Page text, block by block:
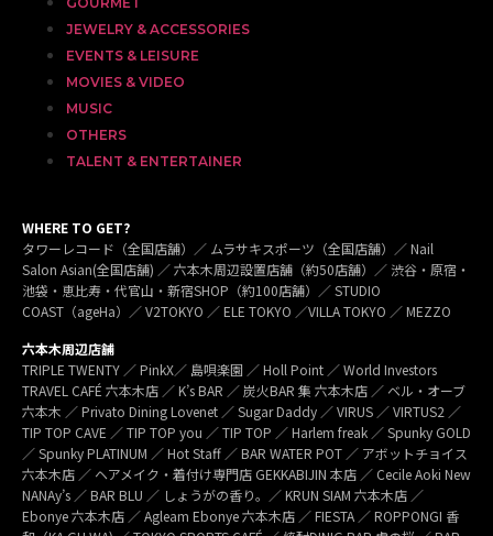
JEWELRY & ACCESSORIES
EVENTS & LEISURE
MOVIES & VIDEO
MUSIC
OTHERS
TALENT & ENTERTAINER
WHERE TO GET?
タワーレコード（全国店舗）／ ムラサキスポーツ（全国店舗）／ Nail
Salon Asian(全国店舗) ／ 六本木周辺設置店舗（約50店舗）／ 渋谷・原宿・
池袋・恵比寿・代官山・新宿SHOP（約100店舗）／ STUDIO
COAST（ageHa）／ V2TOKYO ／ ELE TOKYO ／VILLA TOKYO ／ MEZZO
六本木周辺店舗
TRIPLE TWENTY ／ PinkX／ 島唄楽園 ／ Holl Point ／ World Investors
TRAVEL CAFÉ 六本木店 ／ K’s BAR ／ 炭火BAR 集 六本木店 ／ ベル・オーブ
六本木 ／ Privato Dining Lovenet ／ Sugar Daddy ／ VIRUS ／ VIRTUS2 ／
TIP TOP CAVE ／ TIP TOP you ／ TIP TOP ／ Harlem freak ／ Spunky GOLD
／ Spunky PLATINUM ／ Hot Staff ／ BAR WATER POT ／ アボットチョイス
六本木店 ／ ヘアメイク・着付け専門店 GEKKABIJIN 本店 ／ Cecile Aoki New
NANAy’s ／ BAR BLU ／ しょうがの香り。／ KRUN SIAM 六本木店 ／
Ebonye 六本木店 ／ Agleam Ebonye 六本木店 ／ FIESTA ／ ROPPONGI 香